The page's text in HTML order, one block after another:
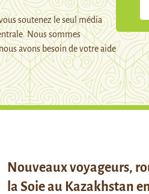
soutenez le seul média
Nous sommes
avons besoin de votre aide
Nouveaux voyageurs,
la Soie au Kazakhstan